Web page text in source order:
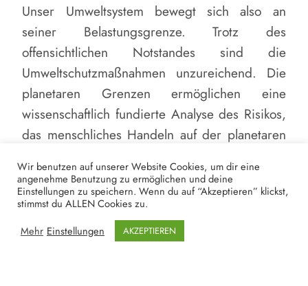
Unser Umweltsystem bewegt sich also an
seiner Belastungsgrenze. Trotz des
offensichtlichen Notstandes sind die
Umweltschutzmaßnahmen unzureichend. Die
planetaren Grenzen ermöglichen eine
wissenschaftlich fundierte Analyse des Risikos,
das menschliches Handeln auf der planetaren
hervorruft. (vgl. Steffens et al. 2015) Sie
schreiben hingegen nicht vor, wie
Gesellschaften auf die dargelegten Risiken
reagieren sollten. Dies bleibt eine politische
Wir benutzen auf unserer Website Cookies, um dir eine
angenehme Benutzung zu ermöglichen und deine
Einstellungen zu speichern. Wenn du auf “Akzeptieren” klickst,
stimmst du ALLEN Cookies zu.
Mehr Einstellungen AKZEPTIEREN